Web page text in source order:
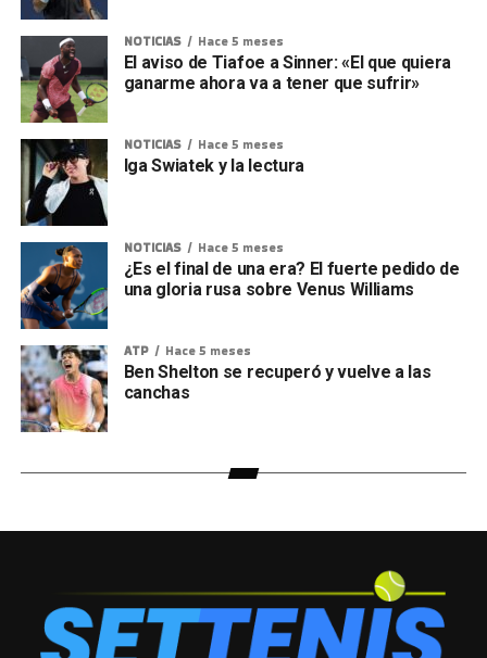
NOTICIAS Hace 5 meses
El aviso de Tiafoe a Sinner: «El que quiera
ganarme ahora va a tener que sufrir»
NOTICIAS Hace 5 meses
Iga Swiatek y la lectura
NOTICIAS Hace 5 meses
¿Es el final de una era? El fuerte pedido de
una gloria rusa sobre Venus Williams
ATP Hace 5 meses
Ben Shelton se recuperó y vuelve a las
canchas